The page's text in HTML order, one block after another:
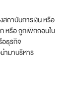
ถาบันการเงิน หรือ
หรือ ถูกเพิกถอนใบ
ธุรกิจ
ำมาบริหาร